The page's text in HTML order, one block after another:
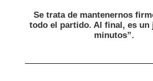
Se trata de mantenernos
todo el partido. Al final, es un
minutos”.